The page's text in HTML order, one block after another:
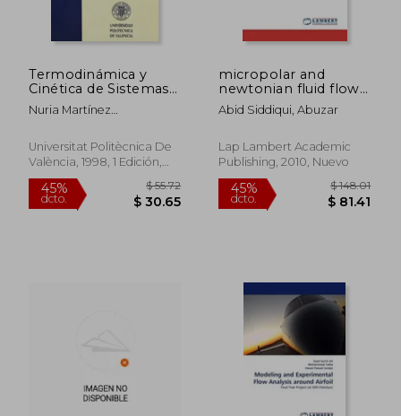
45%
dcto. $ 124.74
45%
dcto. $
Termodinámica y
Cinética de Sistemas
Alimento Entorno
Nuria Martínez
Universitat Politècnica De
València, 1998, 1 Edición,
Tapa Blanda,
micropolar and
newtonian fluid flow
problems (en Inglés)
Abid Siddiqui, Abuzar
Lap Lambert Academic
Publishing, 2010, Nuevo